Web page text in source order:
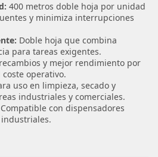
400 metros doble hoja por unidad
y minimiza interrupciones
Doble hoja que combina
para tareas exigentes.
y mejor rendimiento por
operativo.
uso en limpieza, secado y
industriales y comerciales.
Compatible con dispensadores